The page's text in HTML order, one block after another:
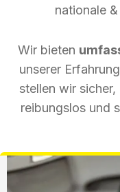
nationale
Wir bieten
unserer
stellen wir
reibungslos und